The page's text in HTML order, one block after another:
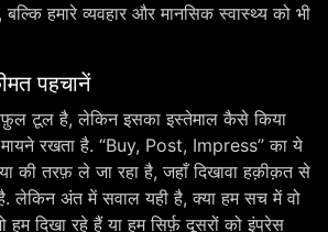
हमारे व्यवहार और मानसिक स्वास्थ्य को भी
पहचानें
टूल है, लेकिन इसका इस्तेमाल कैसे किया
मायने रखता है. “Buy, Post, Impress” का ये
की तरफ़ ले जा रहा है, जहाँ दिखावा हक़ीक़त से
है. लेकिन अंत में सवाल यही है, क्या हम सच में वो
हम दिखा रहे हैं या हम सिर्फ़ दूसरों को इंप्रेस